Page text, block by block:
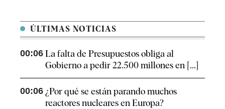
ÚLTIMAS NOTICIAS
00:06 La falta de Presupuestos obliga al
Gobierno a pedir 22.500 millones en [...]
00:06 ¿Por qué se están parando muchos
reactores nucleares en Europa?